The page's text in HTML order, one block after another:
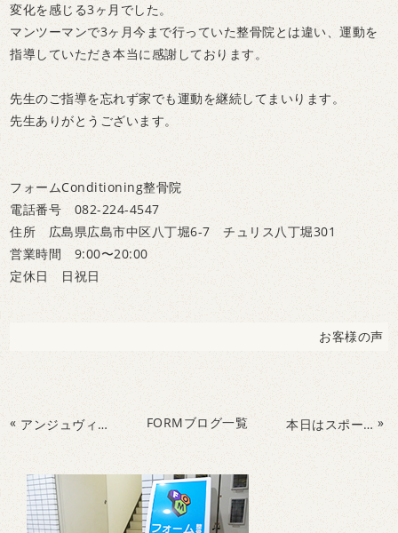
変化を感じる3ヶ月でした。
マンツーマンで3ヶ月今まで行っていた整骨院とは違い、運動を
指導していただき本当に感謝しております。
先生のご指導を忘れず家でも運動を継続してまいります。
先生ありがとうございます。
フォームConditioning整骨院
電話番号 082-224-4547
住所 広島県広島市中区八丁堀6-7 チュリス八丁堀301
営業時間 9:00〜20:00
定休日 日祝日
お客様の声
« アンジュヴィオレ内山選手より、サイン入りユニフォームと色紙をいただきました！ FORMブログ一覧 本日はスポーツ選手の為のスピードトレーニング勉強会をチーフトレーナーの藤坂が行いました。理論を理解することで、腰痛、膝痛、股関節痛の回避につながるとフォームコンディショニングでは考えています。 »